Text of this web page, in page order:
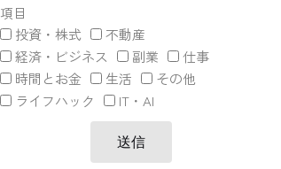
項目
投資・株式
不動産
経済・ビジネス
副業
仕事
時間とお金
生活
その他
ライフハック
IT・AI
送信